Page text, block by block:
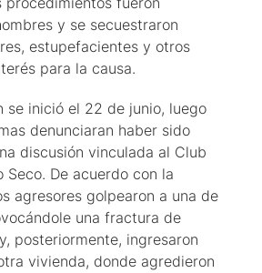
y se secuestraron
estupefacientes y otros
para la causa.
se inició el 22 de junio, luego
denunciaran haber sido
discusión vinculada al Club
Seco. De acuerdo con la
agresores golpearon a una de
una fractura de
posteriormente, ingresaron
vivienda, donde agredieron